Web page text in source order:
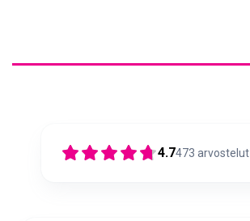
4.7473 arvostelut